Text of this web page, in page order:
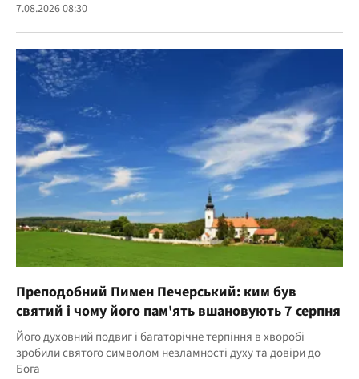
7.08.2026 08:30
Преподобний Пимен Печерський: ким був
святий і чому його пам'ять вшановують 7 серпня
Його духовний подвиг і багаторічне терпіння в хворобі
зробили святого символом незламності духу та довіри до
Бога